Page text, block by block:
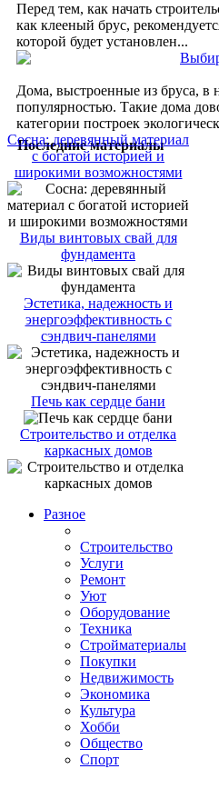
Перед тем, как начать
как клееный брус,
которой будет установлен...
Дома, выстроенные из бруса, в
популярностью. Такие дома
категории построек
Последние материалы
Сосна: деревянный материал
с богатой историей и
широкими возможностями
Виды винтовых свай для
фундамента
Эстетика, надежность и
энергоэффективность с
сэндвич-панелями
Печь как сердце бани
Строительство и отделка
каркасных домов
Разное
Строительство
Услуги
Ремонт
Уют
Оборудование
Техника
Стройматериалы
Покупки
Недвижимость
Экономика
Культура
Хобби
Общество
Спорт